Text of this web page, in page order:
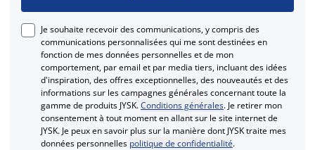
Je souhaite recevoir des communications, y compris des
communications personnalisées qui me sont destinées en
fonction de mes données personnelles et de mon
comportement, par email et par media tiers, incluant des idées
d'inspiration, des offres exceptionnelles, des nouveautés et des
informations sur les campagnes générales concernant toute la
gamme de produits JYSK.Conditions générales. Je retirer mon
consentement à tout moment en allant sur le site internet de
JYSK. Je peux en savoir plus sur la manière dont JYSK traite mes
données personnelles politique de confidentialité.